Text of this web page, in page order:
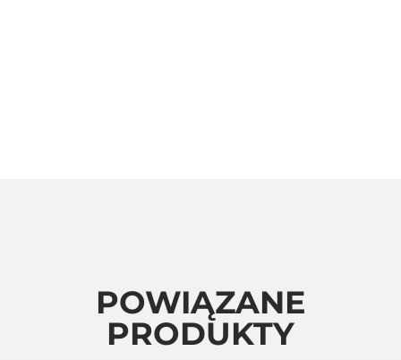
POWIĄZANE
PRODUKTY